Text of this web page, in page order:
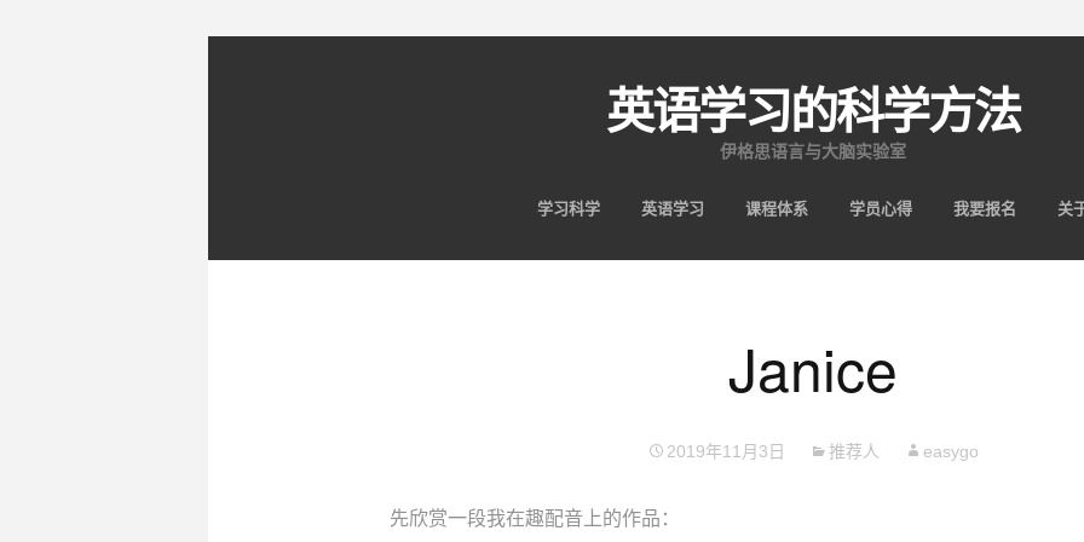
英语学习的科学方法
伊格思语言与大脑实验室
学习科学 英语学习 课程体系 学员心得 我要报名 关
Janice
2019年11月3日 推荐人 easygo
先欣赏一段我在趣配音上的作品：